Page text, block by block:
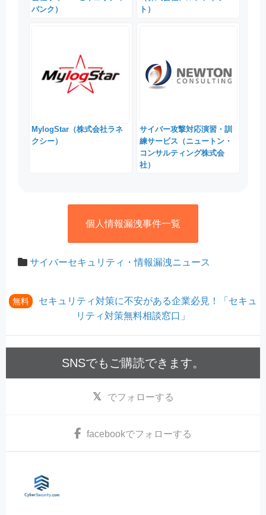
バンク）
ト）
MylogStar（株式会社ラネ
クシー）
サイバー攻撃対応演習・訓
練サービス（ニュートン・
コンサルティング株式会
社）
個人情報漏洩事件一覧
サイバーセキュリティ・情報漏洩ニュース
無料
セキュリティ対策に不安がある企業必見！「セキュ
リティ対策無料相談窓口」
SNSでもご購読できます。
でフォローする
facebookでフォローする